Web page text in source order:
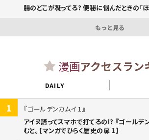
腸のどこが凝ってる? 便秘に悩んだときの「ほ
もっと見る
漫画アクセスラン
DAILY
1
ゴールデンカムイ 1
アイヌ語ってスマホで打てるの!? 『ゴールデ
むと。【マンガでひらく歴史の扉 1】